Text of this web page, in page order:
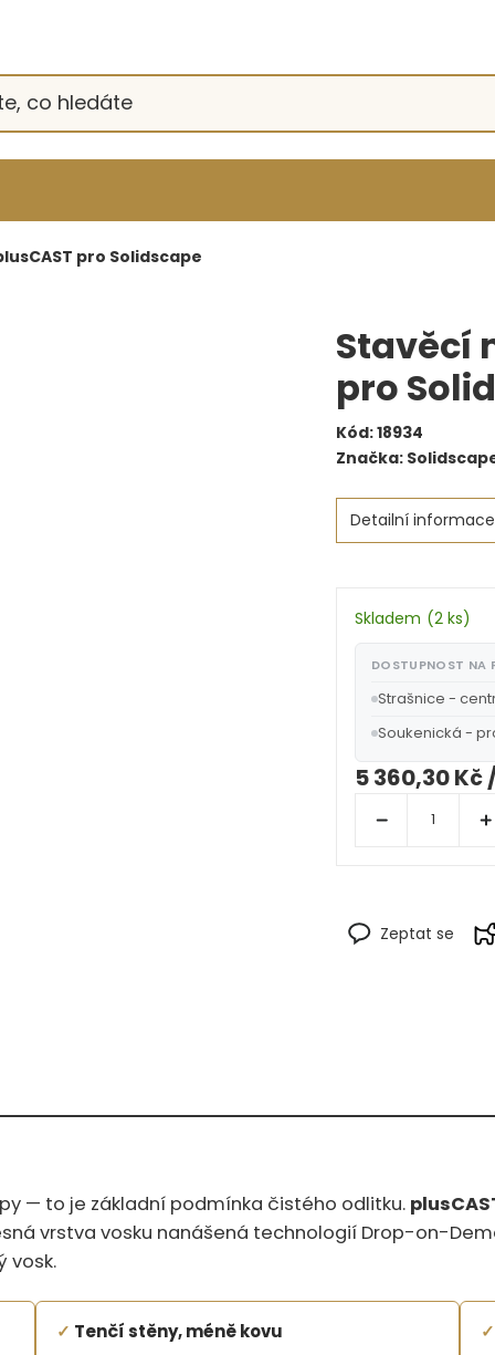
pro Solidscape
Stavěcí
pro
Kód:18934
Značka:
Detailní informace
Zeptat se
Skladem (2 ks)
DOSTUPNOST NA
Strašnice -
Soukenická -
5 360,30 Kč
— to je základní podmínka čistého odlitku.
vrstva vosku nanášená technologií Drop-on-
vosk.
✓ Tenčí stěny, méně kovu
✓